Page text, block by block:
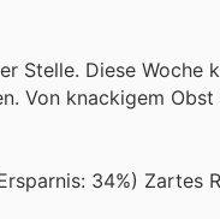
Stelle. Diese
Von knackigem
34%) Zartes